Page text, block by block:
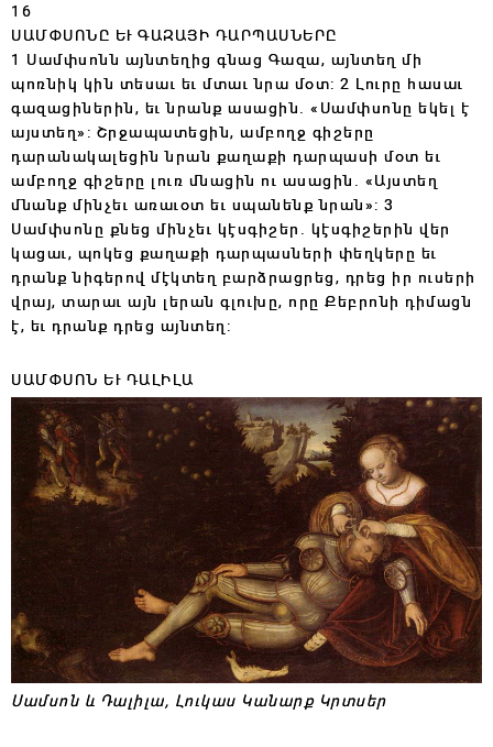
16
ՍԱՄՓՍՈՆԸ ԵՒ ԳԱԶԱՅԻ ԴԱՐՊԱՍՆԵՐԸ
1 Սամփսոնն այնտեղից գնաց Գազա, այնտեղ մի
պոռնիկ կին տեսաւ եւ մտաւ նրա մօտ: 2 Լուրը հասաւ
գազացիներին, եւ նրանք ասացին. «Սամփսոնը եկել է
այստեղ»: Շրջապատեցին, ամբողջ գիշերը
դարանակալեցին նրան քաղաքի դարպասի մօտ եւ
ամբողջ գիշերը լուռ մնացին ու ասացին. «Այստեղ
մնանք մինչեւ առաւօտ եւ սպանենք նրան»: 3
Սամփսոնը քնեց մինչեւ կէսգիշեր. կէսգիշերին վեր
կացաւ, պոկեց քաղաքի դարպասների փեղկերը եւ
դրանք նիգերով մէկտեղ բարձրացրեց, դրեց իր ուսերի
վրայ, տարաւ այն լերան գլուխը, որը Քեբրոնի դիմացն
է, եւ դրանք դրեց այնտեղ:
ՍԱՄՓՍՈՆ ԵՒ ԴԱԼԻԼԱ
Սամսոն և Դալիլա, Լուկաս Կանարք Կրտսեր